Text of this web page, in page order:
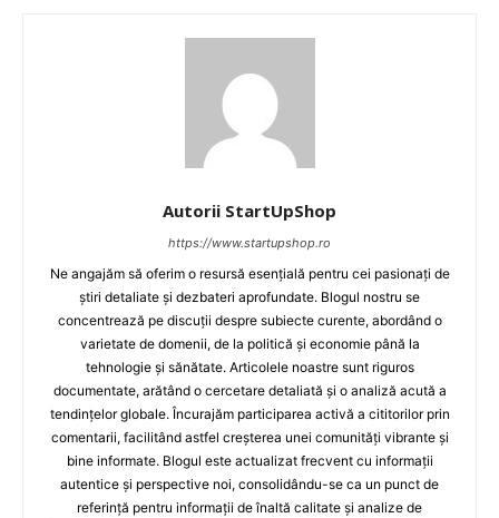
Autorii StartUpShop
https://www.startupshop.ro
Ne angajăm să oferim o resursă esențială pentru cei pasionați de
știri detaliate și dezbateri aprofundate. Blogul nostru se
concentrează pe discuții despre subiecte curente, abordând o
varietate de domenii, de la politică și economie până la
tehnologie și sănătate. Articolele noastre sunt riguros
documentate, arătând o cercetare detaliată și o analiză acută a
tendințelor globale. Încurajăm participarea activă a cititorilor prin
comentarii, facilitând astfel creșterea unei comunități vibrante și
bine informate. Blogul este actualizat frecvent cu informații
autentice și perspective noi, consolidându-se ca un punct de
referință pentru informații de înaltă calitate și analize de